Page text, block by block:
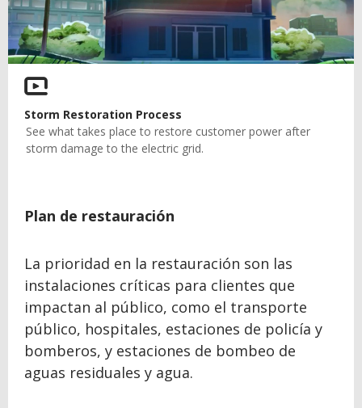
Storm Restoration Process
See what takes place to restore customer power after
storm damage to the electric grid.
Plan de restauración
La prioridad en la restauración son las
instalaciones críticas para clientes que
impactan al público, como el transporte
público, hospitales, estaciones de policía y
bomberos, y estaciones de bombeo de
aguas residuales y agua.